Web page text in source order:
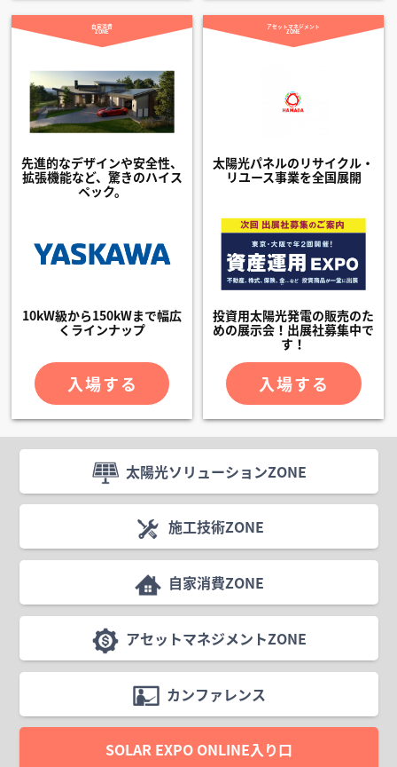
自家消費
ZONE
先進的なデザインや安全性、
拡張機能など、驚きのハイス
ペック。
10kW級から150kWまで幅広
くラインナップ
入場する
アセットマネジメント
ZONE
太陽光パネルのリサイクル・
リユース事業を全国展開
投資用太陽光発電の販売のた
めの展示会！出展社募集中で
す！
入場する
太陽光ソリューションZONE
施工技術ZONE
自家消費ZONE
アセットマネジメントZONE
カンファレンス
SOLAR EXPO ONLINE入り口